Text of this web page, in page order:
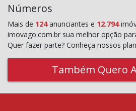
Números
Mais de 124anunciantes e 12.794
imovago.com.br sua melhor opção
Quer fazer parte? Conheça nossos
Também Quero